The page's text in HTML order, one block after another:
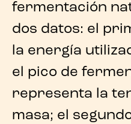
fermentación
dos datos: el
la energía
el pico de
representa la
masa; el